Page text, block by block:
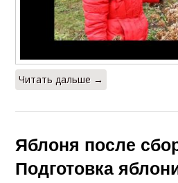
Читать дальше →
Яблоня после
Подготовка